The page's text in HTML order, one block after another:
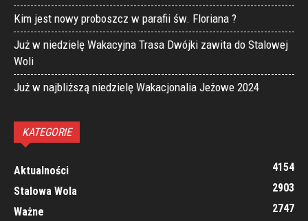
Kim jest nowy proboszcz w parafii św. Floriana ?
Już w niedzielę Wakacyjna Trasa Dwójki zawita do Stalowej
Woli
Już w najbliższą niedzielę Wakacjonalia Jeżowe 2024
KATEGORIE
Aktualności
4154
Stalowa Wola
2903
Ważne
2747